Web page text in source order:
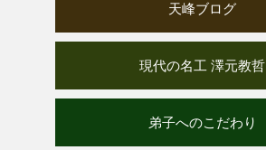
天峰ブログ
現代の名工 澤元教哲
弟子へのこだわり